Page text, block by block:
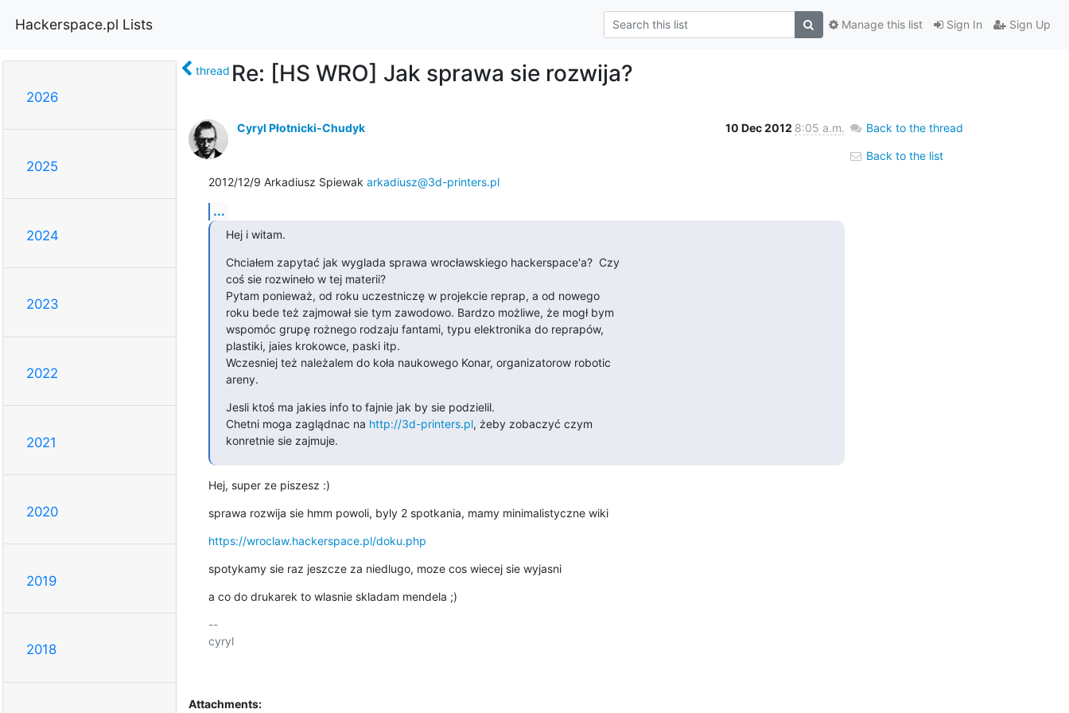
Hackerspace.pl Lists Sign In Sign Up
Manage this list
2026
2025
2024
2023
2022
2021
2020
2019
2018
thread Re: [HS WRO] Jak sprawa sie rozwija?
Cyryl Płotnicki-Chudyk 10 Dec 2012 8:05 a.m.
2012/12/9 Arkadiusz Spiewak arkadiusz@3d-printers.pl
...
Hej i witam.
Chciałem zapytać jak wyglada sprawa wrocławskiego hackerspace'a?  Czy
coś sie rozwineło w tej materii?
Pytam ponieważ, od roku uczestniczę w projekcie reprap, a od nowego
roku bede też zajmował sie tym zawodowo. Bardzo możliwe, że mogł bym
wspomóc grupę rożnego rodzaju fantami, typu elektronika do reprapów,
plastiki, jaies krokowce, paski itp.
Wczesniej też należalem do koła naukowego Konar, organizatorow robotic
areny.
Jesli ktoś ma jakies info to fajnie jak by sie podzielil.
Chetni moga zaglądnac na http://3d-printers.pl, żeby zobaczyć czym
konretnie sie zajmuje.
Hej, super ze piszesz :)
sprawa rozwija sie hmm powoli, byly 2 spotkania, mamy minimalistyczne wiki
https://wroclaw.hackerspace.pl/doku.php
spotykamy sie raz jeszcze za niedlugo, moze cos wiecej sie wyjasni
a co do drukarek to wlasnie skladam mendela ;)
--
cyryl
Attachments:
Back to the thread
Back to the list